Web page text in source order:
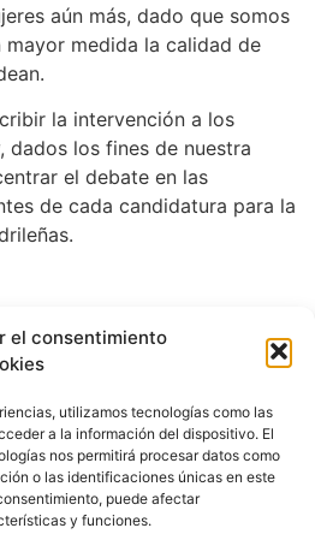
el consentimiento
utilizamos tecnologías como las
a la información del dispositivo. El
nos permitirá procesar datos como
o las identificaciones únicas en este
puede afectar
y funciones.
aún más, dado que somos
mayor medida la calidad de
la intervención a los
los fines de nuestra
el debate en las
de cada candidatura para la